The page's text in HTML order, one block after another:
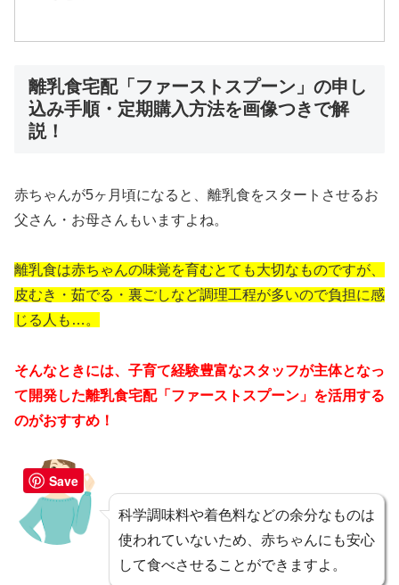
離乳食宅配「ファーストスプーン」の申し
込み手順・定期購入方法を画像つきで解
説！
赤ちゃんが5ヶ月頃になると、離乳食をスタートさせるお
父さん・お母さんもいますよね。
離乳食は赤ちゃんの味覚を育むとても大切なものですが、
皮むき・茹でる・裏ごしなど調理工程が多いので負担に感
じる人も…。
そんなときには、子育て経験豊富なスタッフが主体となっ
て開発した離乳食宅配「ファーストスプーン」を活用する
のがおすすめ！
科学調味料や着色料などの余分なものは
使われていないため、赤ちゃんにも安心
して食べさせることができますよ。
Save